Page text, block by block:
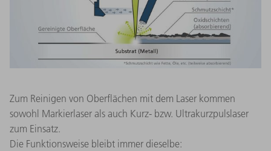
Zum Reinigen von Oberflächen mit dem Laser kommen
sowohl Markierlaser als auch Kurz- bzw. Ultrakurzpulslaser
zum Einsatz.
Die Funktionsweise bleibt immer dieselbe: